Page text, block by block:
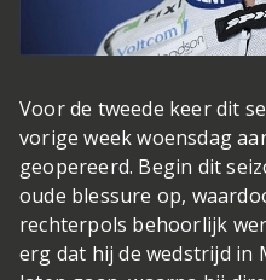
Voor de tweede keer dit
vorige week woensdag
geopereerd. Begin dit
oude blessure op,
rechterpols behoorlijk
erg dat hij de wedstrijd in